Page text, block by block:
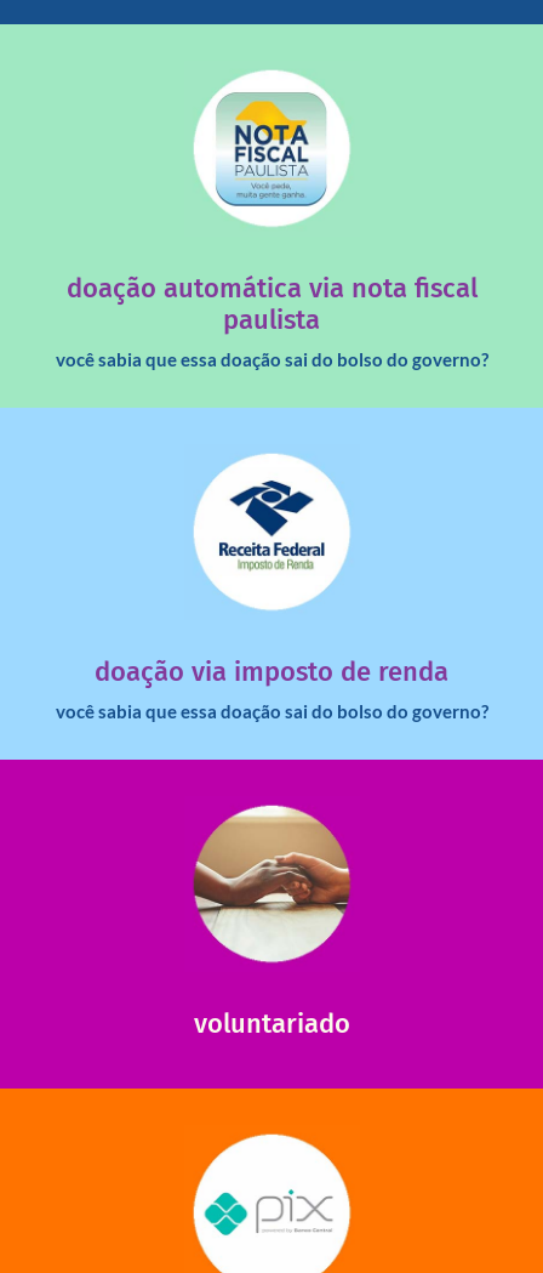
doação automática via nota fiscal
paulista
você sabia que essa doação sai do bolso do governo?
saiba mais
doação via imposto de renda
você sabia que essa doação sai do bolso do governo?
imposto de renda para uma instituição e que esse
dinheiro deixa de ir para o governo?
saiba mais
voluntariado
ajudar com certos assuntos. Entre em contato conosco e
saiba como nos ajudar.
saiba mais
mantermos nossas unidades em funcionamento!
saiba mais